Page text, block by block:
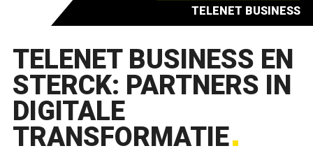
TELENET BUSINESS
TELENET BUSINESS EN
STERCK: PARTNERS IN
DIGITALE
TRANSFORMATIE